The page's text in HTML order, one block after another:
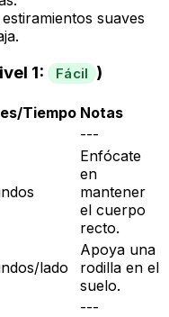
suaves
1: Fácil )
Tiempo Notas
---
Enfócate
en
mantener
el cuerpo
recto.
lado
Apoya una
rodilla en el
suelo.
---